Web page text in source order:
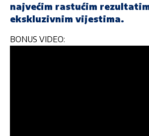
najvećim rastućim
ekskluzivnim vijestima.
BONUS VIDEO: